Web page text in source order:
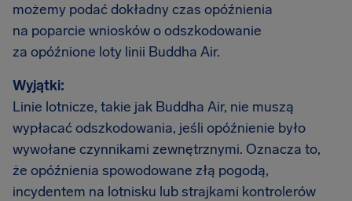
możemy podać dokładny czas opóźnienia
na poparcie wniosków o odszkodowanie
za opóźnione loty linii Buddha Air.
Wyjątki:
Linie lotnicze, takie jak Buddha Air, nie muszą
wypłacać odszkodowania, jeśli opóźnienie było
wywołane czynnikami zewnętrznymi. Oznacza to,
że opóźnienia spowodowane złą pogodą,
incydentem na lotnisku lub strajkami kontrolerów